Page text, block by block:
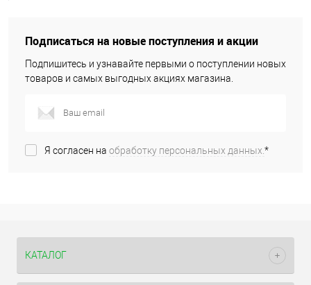
Подписаться на новые поступления и акции
Подпишитесь и узнавайте первыми о поступлении новых
товаров и самых выгодных акциях магазина.
Я согласен на обработку персональных данных.*
КАТАЛОГ